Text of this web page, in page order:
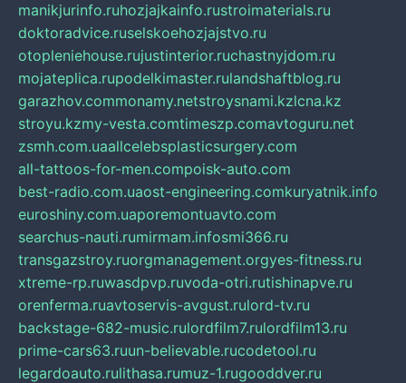
manikjurinfo.ruhozjajkainfo.rustroimaterials.ru
doktoradvice.ruselskoehozjajstvo.ru
otopleniehouse.rujustinterior.ruchastnyjdom.ru
mojateplica.rupodelkimaster.rulandshaftblog.ru
garazhov.commonamy.netstroysnami.kzlcna.kz
stroyu.kzmy-vesta.comtimeszp.comavtoguru.net
zsmh.com.uaallcelebsplasticsurgery.com
all-tattoos-for-men.compoisk-auto.com
best-radio.com.uaost-engineering.comkuryatnik.info
euroshiny.com.uaporemontuavto.com
searchus-nauti.rumirmam.infosmi366.ru
transgazstroy.ruorgmanagement.orgyes-fitness.ru
xtreme-rp.ruwasdpvp.ruvoda-otri.rutishinapve.ru
orenferma.ruavtoservis-avgust.rulord-tv.ru
backstage-682-music.rulordfilm7.rulordfilm13.ru
prime-cars63.ruun-believable.rucodetool.ru
legardoauto.rulithasa.rumuz-1.rugooddver.ru